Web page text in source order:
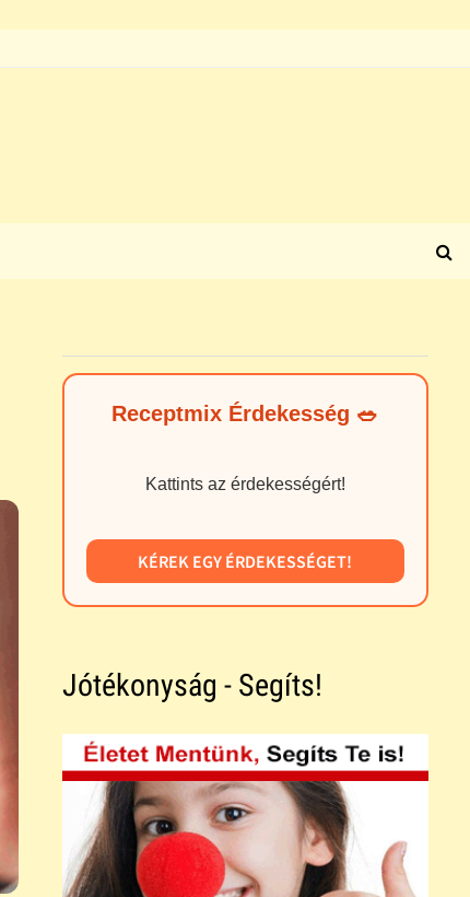
Receptmix Érdekesség 🥗
Kattints az érdekességért!
KÉREK EGY ÉRDEKESSÉGET!
Jótékonyság - Segíts!